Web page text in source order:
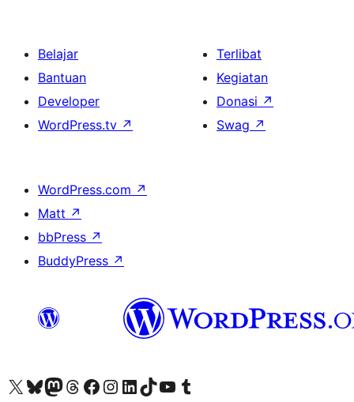
Belajar
Bantuan
Developer
WordPress.tv ↗
Terlibat
Kegiatan
Donasi ↗
Swag ↗
WordPress.com ↗
Matt ↗
bbPress ↗
BuddyPress ↗
Kunjungi akun X (sebelumnya Twitter) kamiVisit our Bluesky account
Kunjungi akun Mastodon kami
Visit our Threads account
Kunjungi halaman Facebook kamiKunjungi akun Instagram kamiKunjungi akun LinkedIn kami
Visit our TikTok account
Kunjungi channel YouTube kamiVisit our Tumblr account